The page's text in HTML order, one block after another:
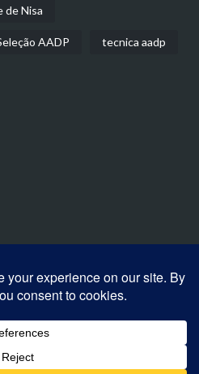
de Nisa
AADP tecnica aadp